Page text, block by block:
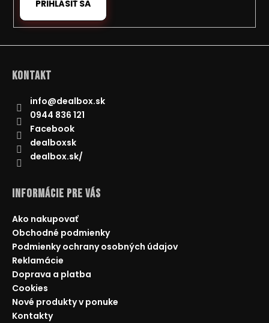
PRIHLÁSIŤ SA
Kontakt
info@dealbox.sk
0944 836 121
Facebook
dealboxsk
dealbox.sk/
Informácie pre Vás
Ako nakupovať
Obchodné podmienky
Podmienky ochrany osobných údajov
Reklamácie
Doprava a platba
Cookies
Nové produkty v ponuke
Kontakty